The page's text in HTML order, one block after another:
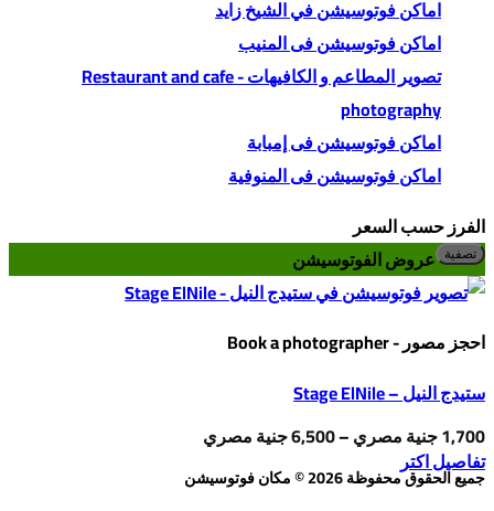
اماكن فوتوسيشن في الشيخ زايد
اماكن فوتوسيشن فى المنيب
تصوير المطاعم و الكافيهات - Restaurant and cafe
photography
اماكن فوتوسيشن فى إمبابة
اماكن فوتوسيشن فى المنوفية
الفرز حسب السعر
تصفية عروض الفوتوسيشن
احجز مصور - Book a photographer
ستيدج النيل – Stage ElNile
1,700جنية مصري–
6,500جنية مصري
من تفاصيل اكتر
العديد
جميع الحقوق محفوظة 2026 © مكان فوتوسيشن